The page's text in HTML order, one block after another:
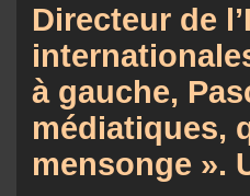
Directeur de
à gauche,
médiatiques,
mensonge ».